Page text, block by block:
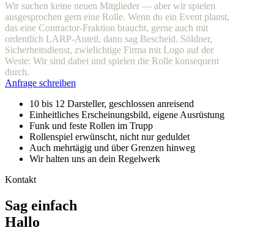
Wir suchen keine neuen Mitglieder — aber wir spielen
ausgesprochen gern eine Rolle. Wenn du ein Event planst,
das eine Contractor-Fraktion braucht, gerne auch mit
ordentlich LARP-Anteil, dann sag Bescheid. Söldner,
Sicherheitsdienst, zwielichtige Firma mit Logo auf der
Weste: Wir sind dabei und spielen die Rolle konsequent
durch.
Anfrage schreiben
10 bis 12 Darsteller, geschlossen anreisend
Einheitliches Erscheinungsbild, eigene Ausrüstung
Funk und feste Rollen im Trupp
Rollenspiel erwünscht, nicht nur geduldet
Auch mehrtägig und über Grenzen hinweg
Wir halten uns an dein Regelwerk
Kontakt
Sag einfach
Hallo